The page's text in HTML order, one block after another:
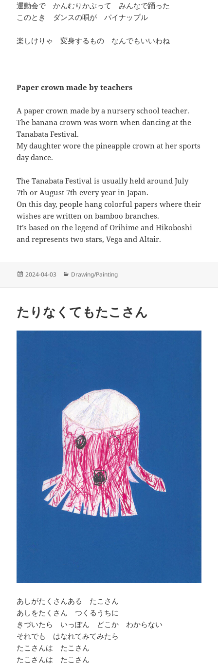
運動会で かんむりかぶって みんなで踊った
このとき ダンスの唄が パイナップル
楽しけりゃ 変身するもの なんでもいいわね
——————
Paper crown made by teachers
A paper crown made by a nursery school teacher.
The banana crown was worn when dancing at the
Tanabata Festival.
My daughter wore the pineapple crown at her sports
day dance.
The Tanabata Festival is usually held around July
7th or August 7th every year in Japan.
On this day, people hang colorful papers where their
wishes are written on bamboo branches.
It’s based on the legend of Orihime and Hikoboshi
and represents two stars, Vega and Altair.
投
2024-04-03
カ
ー
Drawing/Painting
たりなくてもたこさん
あしがたくさんある たこさん
あしをたくさん つくるうちに
きづいたら いっぽん どこか わからない
それでも はなれてみてみたら
たこさんは たこさん
たこさんは たこさん